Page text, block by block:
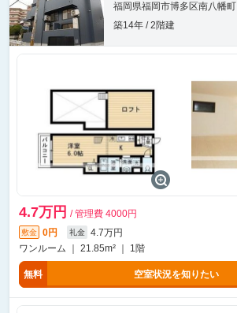
福岡県福岡市博多区南八幡町
築14年 / 2階建
4.7万円 / 管理費 4000円
敷金 0円 礼金
4.7万円
ワンルーム ｜ 21.85m² ｜ 1階
無料 空室状況を知りたい